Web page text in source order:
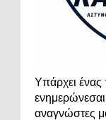
Υπάρχει
αναγνώστες